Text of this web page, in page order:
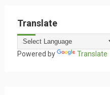
Translate
Powered by Translate